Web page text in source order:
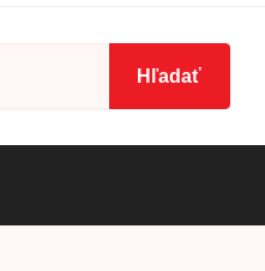
Hľadať